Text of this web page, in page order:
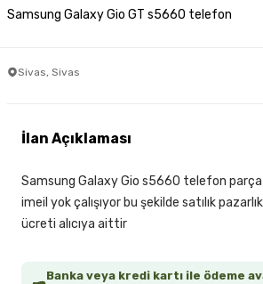
Samsung Galaxy Gio GT s5660 telefon
Sivas, Sivas
Banka veya kredi kartı ile ödeme
İlan Açıklaması
Samsung Galaxy Gio s5660 telefon parça
imeil yok çalışıyor bu şekilde satılık
ücreti alıcıya aittir